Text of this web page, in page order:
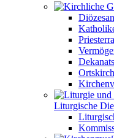
Liturgische